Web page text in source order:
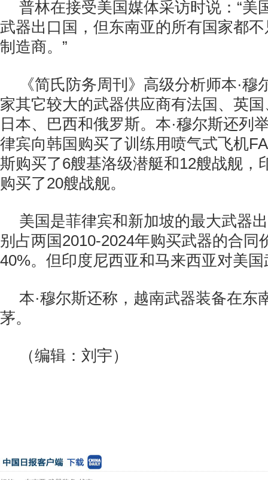
普林在接受美国媒体采访时说：“美
武器出口国，但东南亚的所有国家都
制造商。”
《简氏防务周刊》高级分析师本·穆
家其它较大的武器供应商有法国、英
日本、巴西和俄罗斯。本·穆尔斯还列
律宾向韩国购买了训练用喷气式飞机
斯购买了6艘基洛级潜艇和12艘战舰，
购买了20艘战舰。
美国是菲律宾和新加坡的最大武器
别占两国2010-2024年购买武器的合同
40%。但印度尼西亚和马来西亚对美
本·穆尔斯还称，越南武器装备在东
茅。
（编辑：刘宇）